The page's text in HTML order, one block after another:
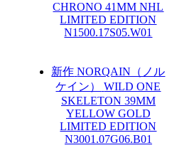
CHRONO 41MM NHL
LIMITED EDITION
N1500.17S05.W01
新作 NORQAIN（ノル
ケイン）
WILD ONE
SKELETON 39MM
YELLOW GOLD
LIMITED EDITION
N3001.07G06.B01